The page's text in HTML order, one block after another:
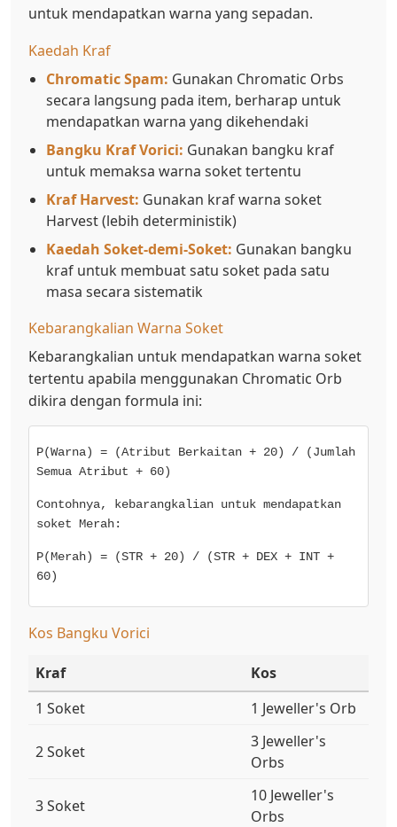
untuk mendapatkan warna yang sepadan.
Kaedah Kraf
Chromatic Spam: Gunakan Chromatic Orbs
secara langsung pada item, berharap untuk
mendapatkan warna yang dikehendaki
Bangku Kraf Vorici: Gunakan bangku kraf
untuk memaksa warna soket tertentu
Kraf Harvest: Gunakan kraf warna soket
Harvest (lebih deterministik)
Kaedah Soket-demi-Soket: Gunakan bangku
kraf untuk membuat satu soket pada satu
masa secara sistematik
Kebarangkalian Warna Soket
Kebarangkalian untuk mendapatkan warna soket
tertentu apabila menggunakan Chromatic Orb
dikira dengan formula ini:
P(Warna) = (Atribut Berkaitan + 20) / (Jumlah
Semua Atribut + 60)
Contohnya, kebarangkalian untuk mendapatkan
soket Merah:
P(Merah) = (STR + 20) / (STR + DEX + INT +
60)
Kos Bangku Vorici
Kraf
Kos
1 Soket
1 Jeweller's Orb
2 Soket
3 Jeweller's
Orbs
3 Soket
10 Jeweller's
Orbs